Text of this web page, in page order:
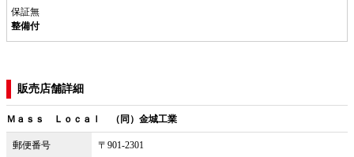
保証無
整備付
販売店舗詳細
Ｍａｓｓ Ｌｏｃａｌ （同）金城工業
郵便番号 〒901-2301